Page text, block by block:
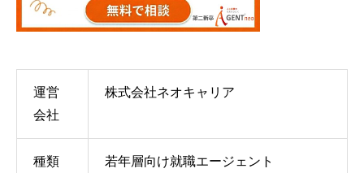
運営
会社
株式会社ネオキャリア
種類 若年層向け就職エージェント